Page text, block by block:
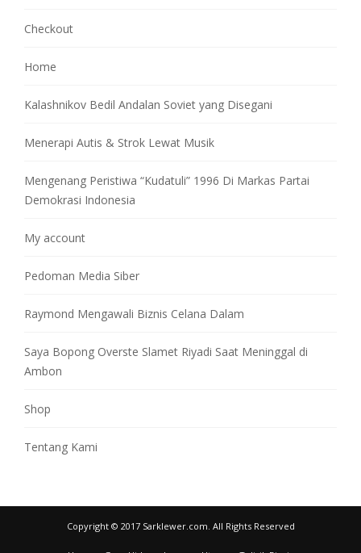
Checkout
Home
Kalashnikov Bedil Andalan Soviet yang Disegani
Menerapi Autis & Strok Lewat Musik
Mengenang Peristiwa “Kudatuli” 1996 Di Markas Partai
Demokrasi Indonesia
My account
Pedoman Media Siber
Raymond Mengawali Biznis Celana Dalam
Saya Bopong Overste Slamet Riyadi Saat Meninggal di
Ambon
Shop
Tentang Kami
Copyright © 2017 Sarklewer.com. All Rights Reserved